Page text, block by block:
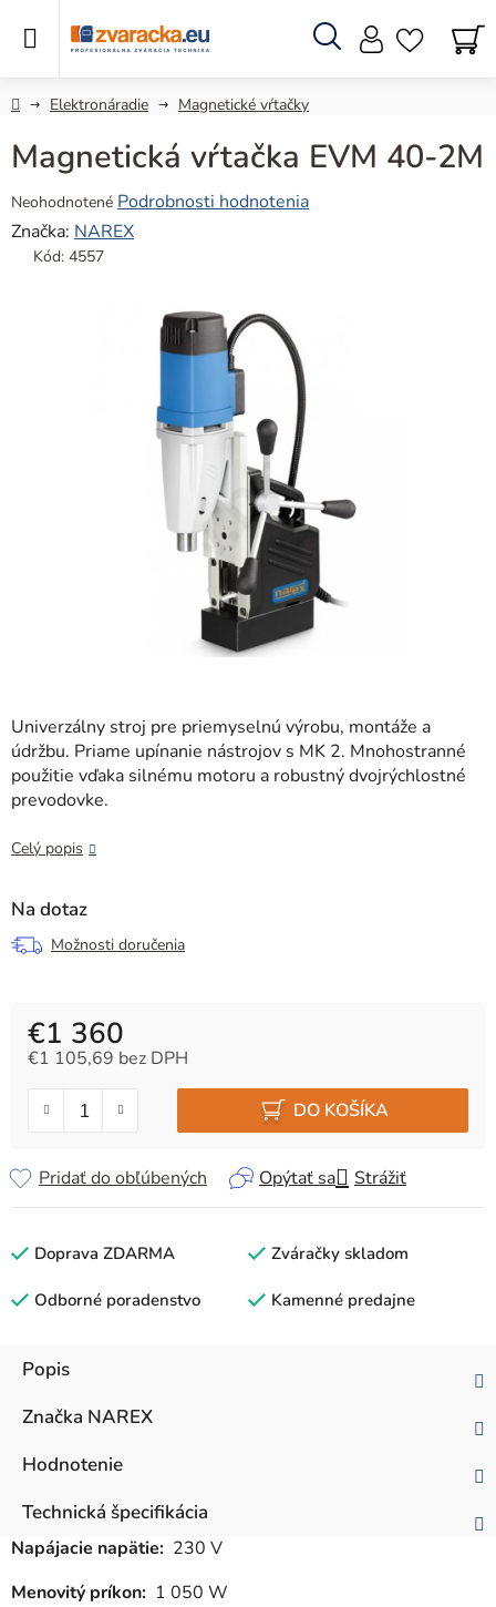
Hľadať
DomovElektronáradie Magnetické vŕtačky
Univerzálny stroj pre priemyselnú výrobu, montáže a
údržbu. Priame upínanie nástrojov s MK 2. Mnohostranné
použitie vďaka silnému motoru a robustný dvojrýchlostné
prevodovke.
Celý popis
Na dotaz
Možnosti doručenia
€1 360
€1 105,69 bez DPH
DO KOŠÍKA
Opýtať sa Strážiť
Pridať do obľúbených
Magnetická vŕtačka EVM 40-2M
Priemerné
hodnotenie
produktu
Neohodnotené Podrobnosti hodnotenia
Značka: NAREX
Kód: 4557
Doprava ZDARMA Zváračky skladom
Odborné poradenstvo Kamenné predajne
Popis
Značka NAREX
Hodnotenie
Technická špecifikácia
Napájacie napätie: 230 V
Menovitý príkon: 1 050 W